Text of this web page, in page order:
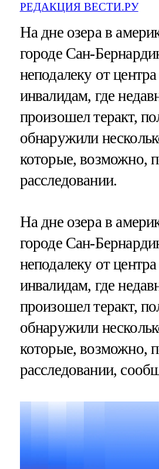
РЕДАКЦИЯ ВЕСТИ.РУ
На дне озера в
городе Сан-
неподалеку от
инвалидам, где
произошел теракт,
обнаружили
которые, возможно,
расследовании.
На дне озера в
городе Сан-
неподалеку от
инвалидам, где
произошел теракт,
обнаружили
которые, возможно,
расследовании,